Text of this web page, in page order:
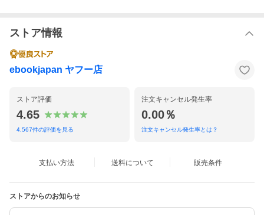
ストア情報
ebookjapan ヤフー店
ストア評価
4.65
4,567件の評価を見る
注文キャンセル発生率
0.00％
注文キャンセル発生率とは？
支払い方法 送料について 販売条件
ストアからのお知らせ